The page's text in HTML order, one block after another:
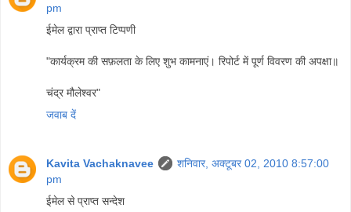
pm
ईमेल द्वारा प्राप्त टिप्पणी
"कार्यक्रम की सफ़लता के लिए शुभ कामनाएं। रिपोर्ट में पूर्ण विवरण की अपक्षा॥
चंद्र मौलेश्वर"
जवाब दें
Kavita Vachaknavee
शनिवार, अक्टूबर 02, 2010 8:57:00
pm
ईमेल से प्राप्त सन्देश